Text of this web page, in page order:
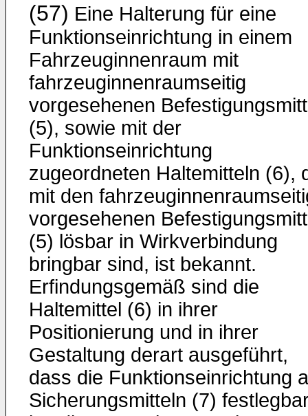
(57) Eine Halterung für eine
Funktionseinrichtung in einem
Fahrzeuginnenraum mit
fahrzeuginnenraumseitig
vorgesehenen
(5), sowie mit der
Funktionseinrichtung
zugeordneten Haltemitteln (6),
mit den
vorgesehenen
(5) lösbar in Wirkverbindung
bringbar sind, ist bekannt.
Erfindungsgemäß sind die
Haltemittel (6) in ihrer
Positionierung und in ihrer
Gestaltung derart ausgeführt,
dass die Funktionseinrichtung
Sicherungsmitteln (7)